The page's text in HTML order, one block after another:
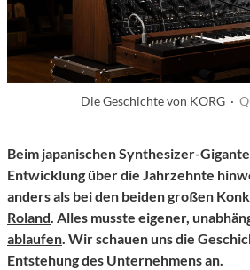
Die Geschichte von KORG ·
Beim japanischen Synthesizer-
Entwicklung über die Jahrzehnte
anders als bei den beiden großen
Roland. Alles musste eigener,
ablaufen. Wir schauen uns die
Entstehung des Unternehmens an.